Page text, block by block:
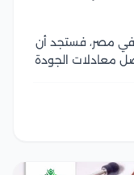
في مصر، فستجد أن
معادلات الجودة